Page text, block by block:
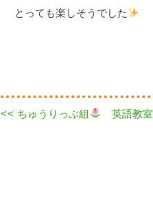
とっても楽しそうでした
投
Previous
<< ちゅうりっぷ組 英語教室